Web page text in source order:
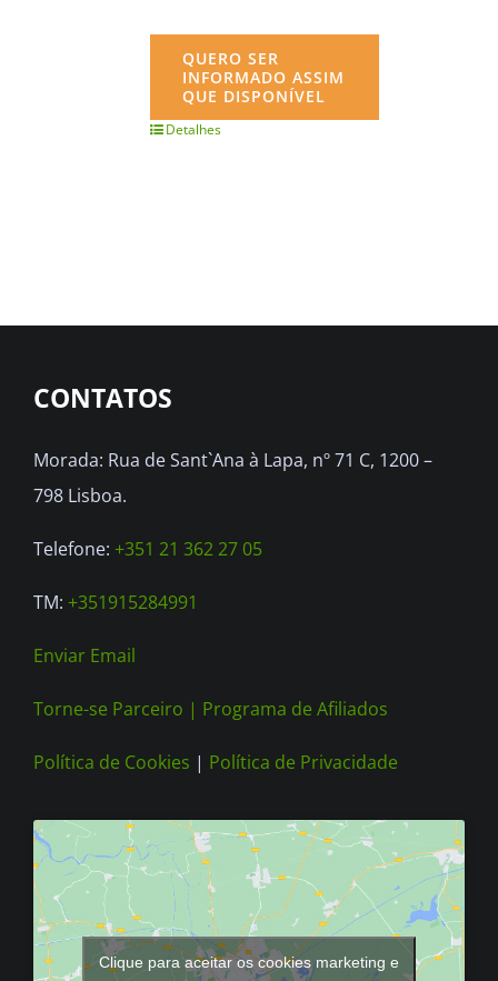
QUERO SER
INFORMADO ASSIM
QUE DISPONÍVEL
Detalhes
CONTATOS
Morada: Rua de Sant`Ana à Lapa, nº 71 C, 1200 –
798 Lisboa.
Telefone: +351 21 362 27 05
TM: +351915284991
Enviar Email
Torne-se Parceiro | Programa de Afiliados
Política de Cookies | Política de Privacidade
Clique para aceitar os cookies marketing e